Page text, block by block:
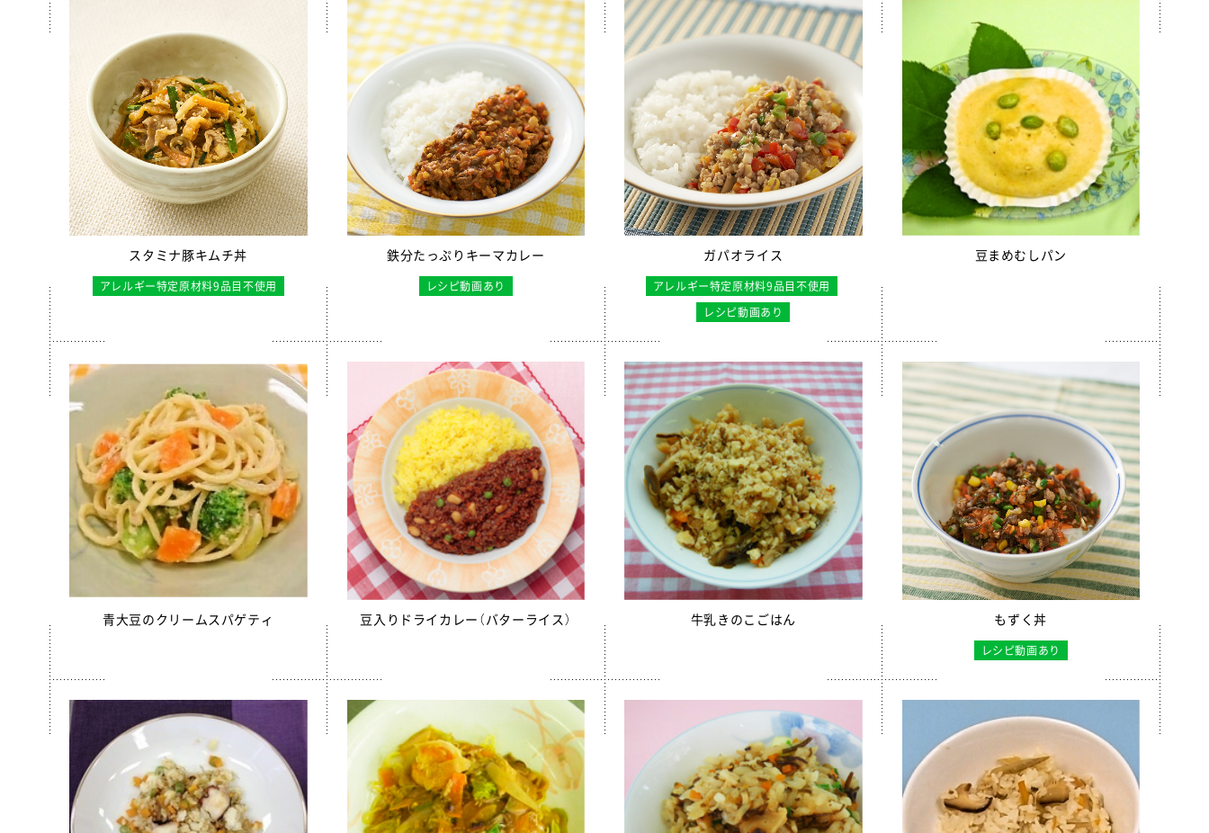
沖縄パインゼリー
すだちゼリー
ブルーベリーゼリーCFE
北海道シュレッドチーズ
給食用 毎日骨太 MBP® ベビーチーズ
クラスメイト
うの花コロッケ（ひじき入り）
スクールチーズフォンデュサンドコロッケ
白花豆コロッケ
全学栄 かぼちゃチーズフライ
ソフトササミフレーク
ほぐしささみ（水煮）
美ら海育ちもずく
【只今休売中】青大豆ペースト
白花豆&白いんげん豆ペースト
スクールがんもどき（Ca・Fe）
スクール糸かまぼこ
スクールちくわ
【只今休売中】スクールかにボール
全学栄 野菜ミックスボール
全学栄 ニューミートップ
スタミナ豚キムチ丼
アレルギー特定原材料9品目不使用
鉄分たっぷりキーマカレー
レシピ動画あり
ガパオライス
アレルギー特定原材料9品目不使用
レシピ動画あり
豆まめむしパン
青大豆のクリームスパゲティ 豆入りドライカレー（バターライス） 牛乳きのこごはん もずく丼
レシピ動画あり